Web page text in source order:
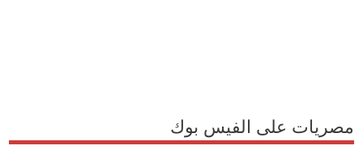
مصريات على الفيس بوك